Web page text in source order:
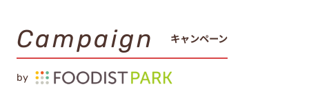
Campaign キャンペーン
by